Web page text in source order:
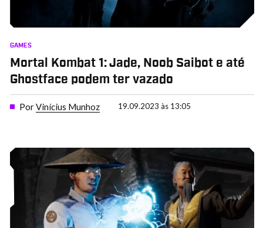
GAMES
Mortal Kombat 1: Jade, Noob Saibot e até
Ghostface podem ter vazado
PorVinícius Munhoz 19.09.2023 às 13:05